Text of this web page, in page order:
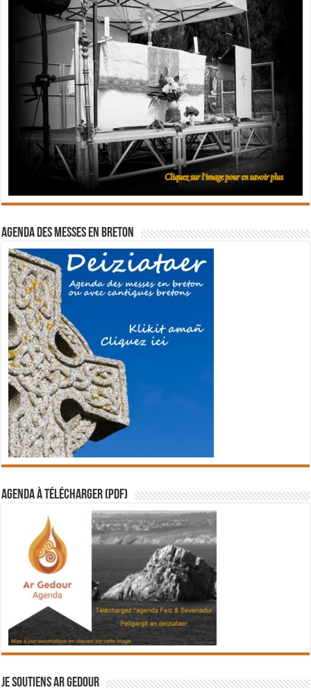
Agenda des messes en breton
Agenda à télécharger (PDF)
Je soutiens Ar Gedour